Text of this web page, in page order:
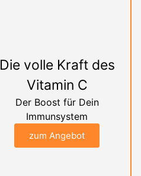
Die volle Kraft des
Vitamin C
Der Boost für Dein
Immunsystem
zum Angebot